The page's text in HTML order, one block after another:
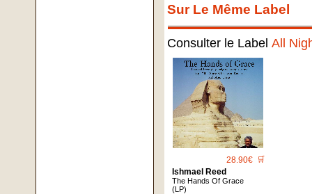
Sur Le Même Label
Consulter le LabelAll
28.90€ 🛒
Ishmael Reed
The Hands Of Grace
(LP)